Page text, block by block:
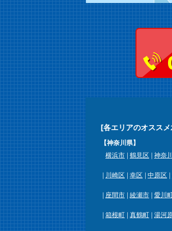
[各エリアのオスス
【神奈川県】
横浜市
鶴見区 神奈
川崎区 幸区 中原区
座間市 綾瀬市 愛川
箱根町 真鶴町 湯河